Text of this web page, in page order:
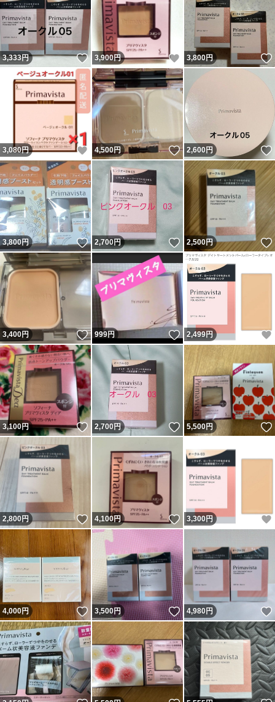
3,333円 いいね！
3,900円 いいね！
3,800円
3,080円 いいね！
4,500円 いいね！
2,600円
3,800円 いいね！
2,700円 いいね！
2,500円
3,400円 いいね！
999円 いいね！
2,499円
3,100円 いいね！
2,700円 いいね！
5,500円
2,800円 いいね！
4,100円 いいね！
3,300円
4,000円 いいね！
3,500円 いいね！
4,980円